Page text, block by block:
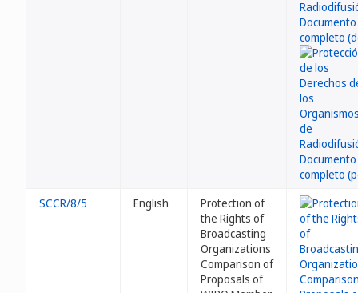
SCCR/8/5 English
Protection of
the Rights of
Broadcasting
Organizations
Comparison of
Proposals of